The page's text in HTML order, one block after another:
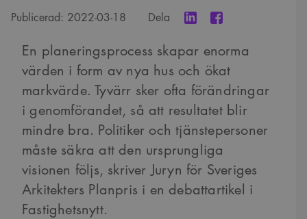
Publicerad: 2022-03-18 Dela
En planeringsprocess skapar enorma
värden i form av nya hus och ökat
markvärde. Tyvärr sker ofta förändringar
i genomförandet, så att resultatet blir
mindre bra. Politiker och tjänstepersoner
måste säkra att den ursprungliga
visionen följs, skriver Juryn för Sveriges
Arkitekters Planpris i en debattartikel i
Fastighetsnytt.